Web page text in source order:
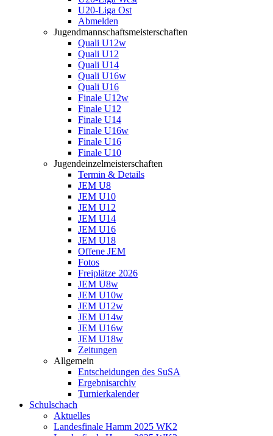
U20-Liga Ost
Abmelden
Jugendmannschaftsmeisterschaften
Quali U12w
Quali U12
Quali U14
Quali U16w
Quali U16
Finale U12w
Finale U12
Finale U14
Finale U16w
Finale U16
Finale U10
Jugendeinzelmeisterschaften
Termin & Details
JEM U8
JEM U10
JEM U12
JEM U14
JEM U16
JEM U18
Offene JEM
Fotos
Freiplätze 2026
JEM U8w
JEM U10w
JEM U12w
JEM U14w
JEM U16w
JEM U18w
Zeitungen
Allgemein
Entscheidungen des SuSA
Ergebnisarchiv
Turnierkalender
Schulschach
Aktuelles
Landesfinale Hamm 2025 WK2